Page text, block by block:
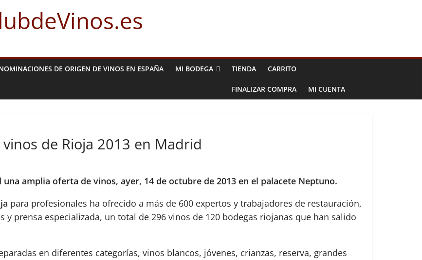
DE ORIGEN DE VINOS EN ESPAÑA MI BODEGA TIENDA CARRITO
FINALIZAR COMPRA MI CUENTA
de Rioja 2013 en Madrid
amplia oferta de vinos, ayer, 14 de octubre de 2013 en el palacete Neptuno.
para profesionales ha ofrecido a más de 600 expertos y trabajadores de restauración,
prensa especializada, un total de 296 vinos de 120 bodegas riojanas que han salido
en diferentes categorías, vinos blancos, jóvenes, crianzas, reserva, grandes